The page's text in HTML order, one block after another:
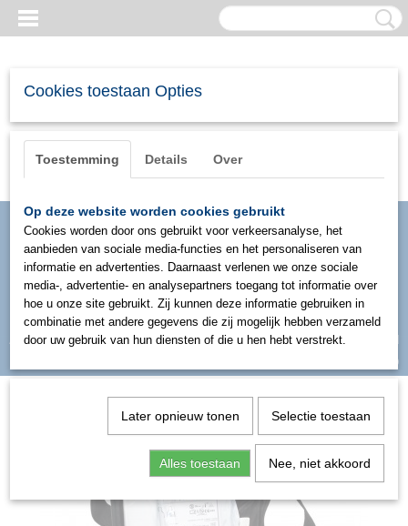
Inloggen Registreren
UW WINKELWAGEN
(0)
Cookies toestaan Opties
Toestemming Details Over
Op deze website worden cookies gebruikt
Cookies worden door ons gebruikt voor verkeersanalyse, het
aanbieden van sociale media-functies en het personaliseren van
informatie en advertenties. Daarnaast verlenen we onze sociale
media-, advertentie- en analysepartners toegang tot informatie over
hoe u onze site gebruikt. Zij kunnen deze informatie gebruiken in
combinatie met andere gegevens die zij mogelijk hebben verzameld
door uw gebruik van hun diensten of die u hen hebt verstrekt.
Later opnieuw tonen Selectie toestaan
Alles toestaan Nee, niet akkoord